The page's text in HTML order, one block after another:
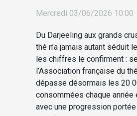
Mercredi 03/06/2026 10:00
Du Darjeeling aux grands
thé n’a jamais autant séduit
les chiffres le confirment :
l’Association française du
dépasse désormais les 20
consommées chaque année
avec une progression